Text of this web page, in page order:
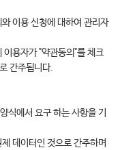
이용 신청에 대하여 관리자
용자가 "약관동의"를 체크
간주됩니다.
식에서 요구 하는 사항을 기
데이터인 것으로 간주하며